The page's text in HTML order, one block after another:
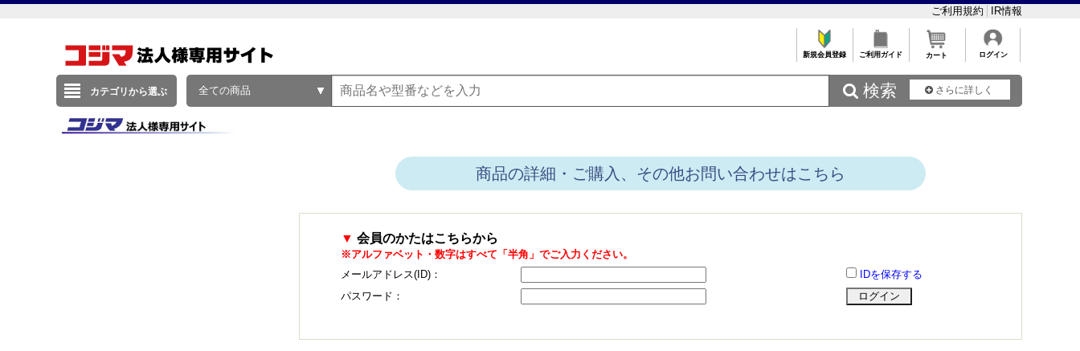
ご利用規約 IR情報
新規会員登録 ご利用ガイド カート ログイン
カテゴリから選ぶ 全ての商品  検索 さらに詳しく
商品の詳細・ご購入、その他お問い合わせはこちら
▼ 会員のかたはこちらから
※アルファベット・数字はすべて「半角」でご入力ください。
メールアドレス(ID)：
IDを保存する
パスワード：